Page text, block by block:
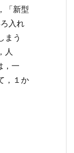
「新型
入れ
まう
人
，一
，１か